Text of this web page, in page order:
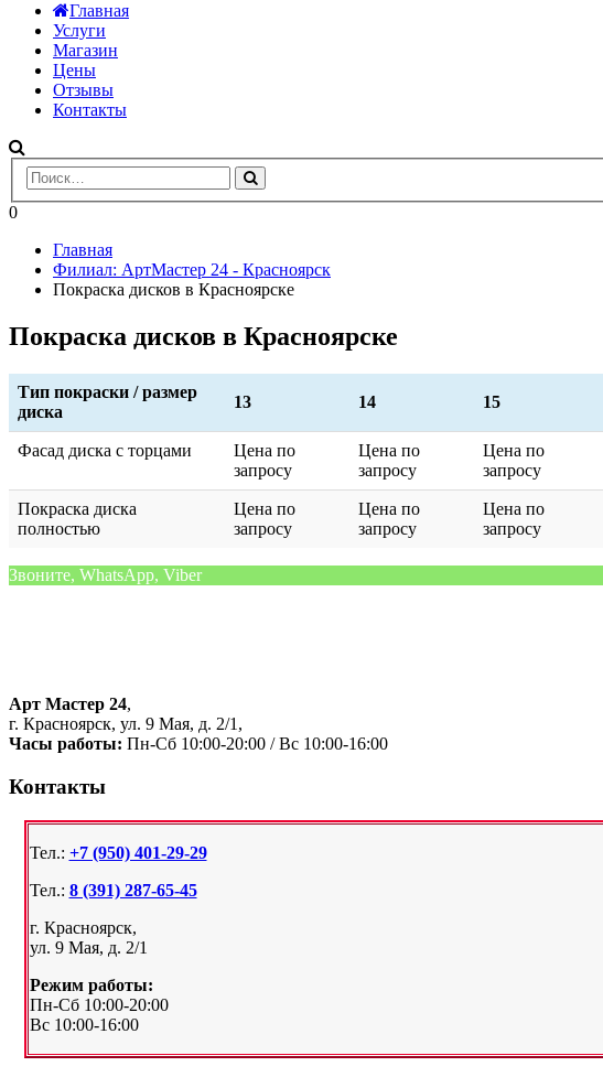
Главная
Услуги
Магазин
Цены
Отзывы
Контакты
0
Главная
Филиал: АртМастер 24 - Красноярск
Покраска дисков в Красноярске
Покраска дисков в Красноярске
Тип покраски / размер
диска
13 14 15
Фасад диска с торцами
Цена по
запросу
Цена по
запросу
Цена по
запросу
Покраска диска
полностью
Цена по
запросу
Цена по
запросу
Цена по
запросу
Звоните, WhatsApp, Viber
Арт Мастер 24,
г. Красноярск, ул. 9 Мая, д. 2/1,
Часы работы: Пн-Сб 10:00-20:00 / Вс 10:00-16:00
Контакты
Тел.: +7 (950) 401-29-29
Тел.: 8 (391) 287-65-45
г. Красноярск,
ул. 9 Мая, д. 2/1
Режим работы:
Пн-Сб 10:00-20:00
Вс 10:00-16:00